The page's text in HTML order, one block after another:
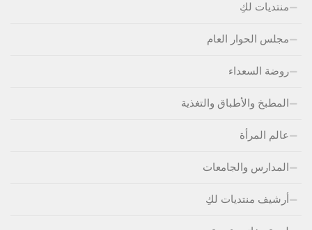
منتديات لكِ
مجلس الحوار العام
روضة السعداء
المطبخ والأطباق والتغذية
عالم المرأة
المدارس والجامعات
أرشيف منتديات لكِ